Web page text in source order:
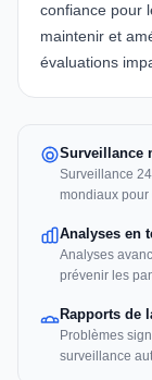
confiance pour
maintenir et
évaluations
Surveillance
Surveillance
mondiaux pour
Analyses en
Analyses
prévenir les
Rapports de
Problèmes
surveillance